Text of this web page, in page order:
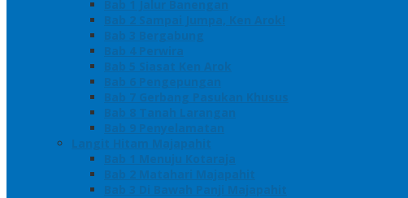
Bab 1 Jalur Banengan
Bab 2 Sampai Jumpa, Ken Arok!
Bab 3 Bergabung
Bab 4 Perwira
Bab 5 Siasat Ken Arok
Bab 6 Pengepungan
Bab 7 Gerbang Pasukan Khusus
Bab 8 Tanah Larangan
Bab 9 Penyelamatan
Langit Hitam Majapahit
Bab 1 Menuju Kotaraja
Bab 2 Matahari Majapahit
Bab 3 Di Bawah Panji Majapahit